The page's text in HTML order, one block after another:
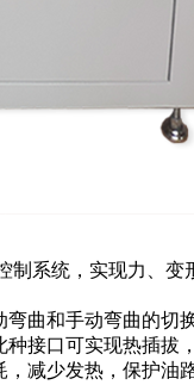
系统，实现力、
曲和手动弯曲的切换
接口可实现热插
减少发热，保护油路